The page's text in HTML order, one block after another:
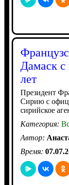
Дамаск с
лет
Президент
Сирию с
сирийское
Категория:
Автор:
Время: